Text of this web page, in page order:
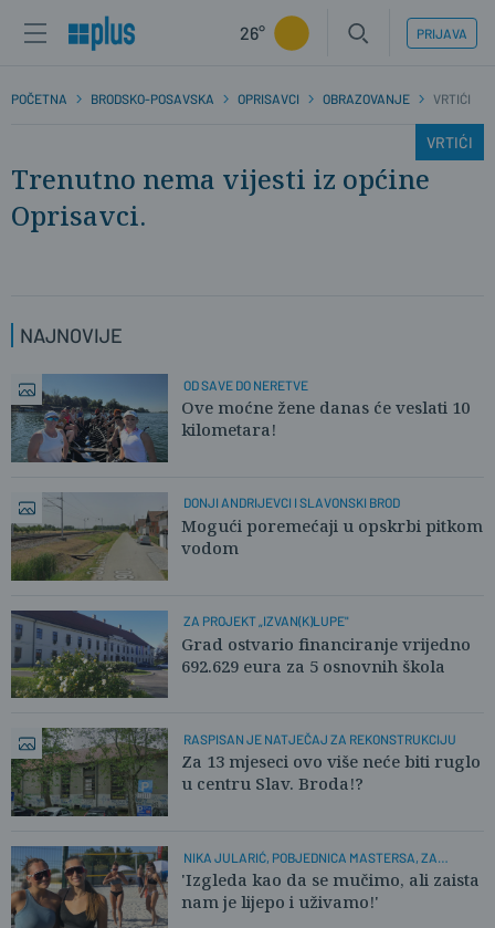
26° PRIJAVA
POČETNA BRODSKO-POSAVSKA OPRISAVCI OBRAZOVANJE VRTIĆI
VRTIĆI
Trenutno nema vijesti iz općine
Oprisavci.
NAJNOVIJE
OD SAVE DO NERETVE
Ove moćne žene danas će veslati 10
kilometara!
DONJI ANDRIJEVCI I SLAVONSKI BROD
Mogući poremećaji u opskrbi pitkom
vodom
ZA PROJEKT „IZVAN(K)LUPE"
Grad ostvario financiranje vrijedno
692.629 eura za 5 osnovnih škola
RASPISAN JE NATJEČAJ ZA REKONSTRUKCIJU
Za 13 mjeseci ovo više neće biti ruglo
u centru Slav. Broda!?
NIKA JULARIĆ, POBJEDNICA MASTERSA, ZA
PLUSPORTAL:
'Izgleda kao da se mučimo, ali zaista
nam je lijepo i uživamo!'